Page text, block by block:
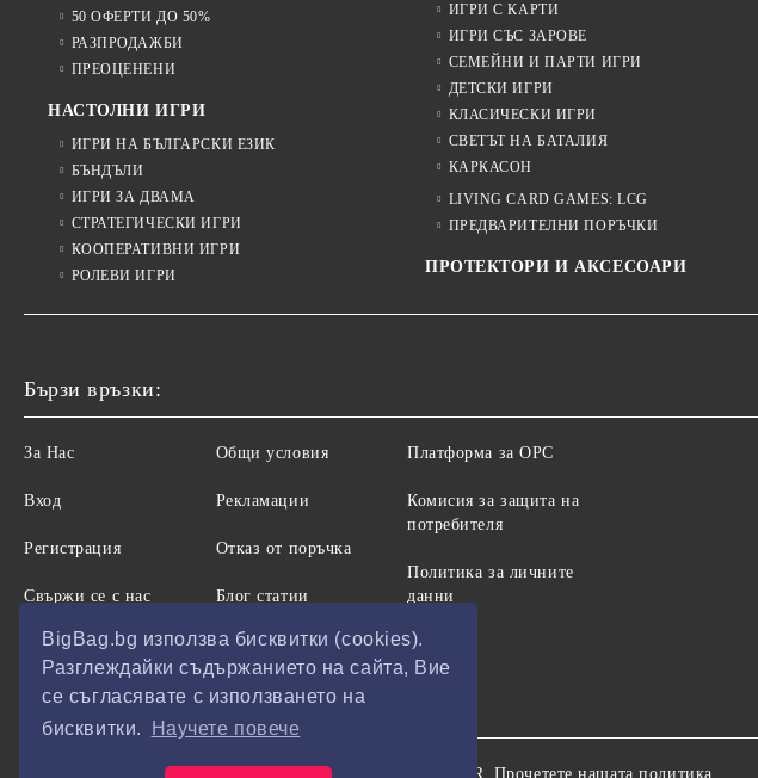
BigBag.bg използва бисквитки (cookies).
Разглеждайки съдържанието на сайта, Вие
се съгласявате с използването на
бисквитки.
Научете повече
50 ОФЕРТИ ДО 50%
РАЗПРОДАЖБИ
ПРЕОЦЕНЕНИ
НАСТОЛНИ ИГРИ
ИГРИ НА БЪЛГАРСКИ ЕЗИК
БЪНДЪЛИ
ИГРИ ЗА ДВАМА
СТРАТЕГИЧЕСКИ ИГРИ
КООПЕРАТИВНИ ИГРИ
РОЛЕВИ ИГРИ
ИГРИ С КАРТИ
ИГРИ СЪС ЗАРОВЕ
СЕМЕЙНИ И ПАРТИ ИГРИ
ДЕТСКИ ИГРИ
КЛАСИЧЕСКИ ИГРИ
СВЕТЪТ НА БАТАЛИЯ
КАРКАСОН
LIVING CARD GAMES: LCG
ПРЕДВАРИТЕЛНИ ПОРЪЧКИ
ПРОТЕКТОРИ И АКСЕСОАРИ
Бързи връзки:
За Нас
Вход
Регистрация
Свържи се с нас
Общи условия
Рекламации
Отказ от поръчка
Блог статии
Платформа за ОРС
Комисия за защита на
потребителя
Политика за личните
данни
Нашият онлайн магазин е 100% съобразен с GDPR. Прочетете нашата политика